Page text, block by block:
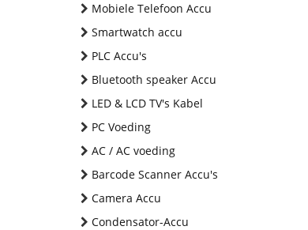
Mobiele Telefoon Accu
Smartwatch accu
PLC Accu's
Bluetooth speaker Accu
LED & LCD TV's Kabel
PC Voeding
AC / AC voeding
Barcode Scanner Accu's
Camera Accu
Condensator-Accu